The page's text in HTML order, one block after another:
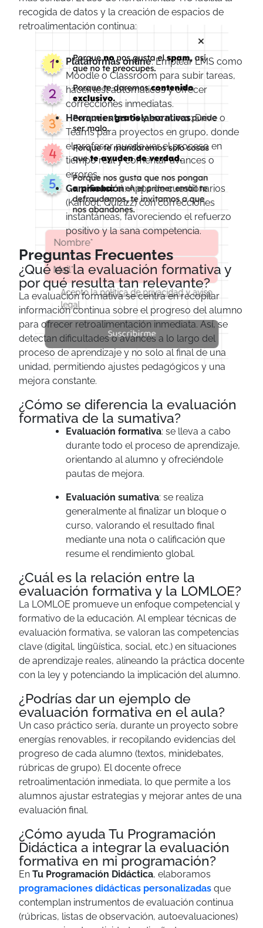
×
Acepto lapolítica de privacidadyaviso
legal
Suscribirme
recogida de datos y la creación de espacios de
retroalimentación continua:
Plataformas online: Emplear LMS como
Moodle o Classroom para subir tareas,
hacer test automáticos y ofrecer
correcciones inmediatas.
Herramientas colaborativas: Drive o
Teams para proyectos en grupo, donde
el profesor puede ver el proceso en
tiempo real y comentar avances o
errores.
Gamificación: Apps de cuestionarios
(Kahoot, Quizizz) con correcciones
instantáneas, favoreciendo el refuerzo
positivo y la sana competencia.
Preguntas Frecuentes
¿Qué es la evaluación formativa y
por qué resulta tan relevante?
La evaluación formativa se centra en recopilar
información continua sobre el progreso del alumno
para ofrecer retroalimentación inmediata. Así, se
detectan dificultades o avances a lo largo del
proceso de aprendizaje y no solo al final de una
unidad, permitiendo ajustes pedagógicos y una
mejora constante.
¿Cómo se diferencia la evaluación
formativa de la sumativa?
Evaluación formativa: se lleva a cabo
durante todo el proceso de aprendizaje,
orientando al alumno y ofreciéndole
pautas de mejora.
Evaluación sumativa: se realiza
generalmente al finalizar un bloque o
curso, valorando el resultado final
mediante una nota o calificación que
resume el rendimiento global.
¿Cuál es la relación entre la
evaluación formativa y la LOMLOE?
La LOMLOE promueve un enfoque competencial y
formativo de la educación. Al emplear técnicas de
evaluación formativa, se valoran las competencias
clave (digital, lingüística, social, etc.) en situaciones
de aprendizaje reales, alineando la práctica docente
con la ley y potenciando la implicación del alumno.
¿Podrías dar un ejemplo de
evaluación formativa en el aula?
Un caso práctico sería, durante un proyecto sobre
energías renovables, ir recopilando evidencias del
progreso de cada alumno (textos, minidebates,
rúbricas de grupo). El docente ofrece
retroalimentación inmediata, lo que permite a los
alumnos ajustar estrategias y mejorar antes de una
evaluación final.
¿Cómo ayuda Tu Programación
Didáctica a integrar la evaluación
formativa en mi programación?
En Tu Programación Didáctica, elaboramos
programaciones didácticas personalizadas que
contemplan instrumentos de evaluación continua
(rúbricas, listas de observación, autoevaluaciones)